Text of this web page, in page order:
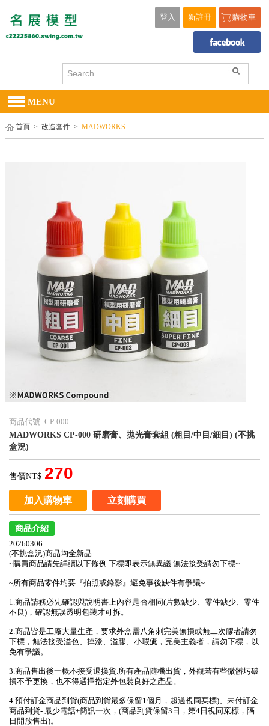
購物車
新註冊
登入
MENU
首頁 > 改造套件 > MADWORKS
商品代號: CP-000
MADWORKS CP-000 研磨膏、拋光膏套組 (粗目/中目/細目) (不挑
盒況)
售價NT$ 270
加入購物車 立刻購買
商品介紹
20260306.
(不挑盒況)商品均全新品-
~購買商品請先詳讀以下條例 下標即表示無異議 無法接受請勿下標~
~所有商品零件均要『拍照或錄影』避免事後缺件有爭議~
1.商品請務必先確認與說明書上內容是否相同(片數缺少、零件缺少、零件
不良)，確認無誤透明包裝才可拆。
2.商品皆是工廠大量生產，要求外盒需八角刺完美無損或無二次膠者請勿
下標，無法接受溢色、掉漆、溢膠、小瑕疵，完美主義者，請勿下標，以
免有爭議。
3.商品售出後一概不接受退換貨.所有產品隨機出貨，外觀若有些微髒圬破
損不予更換，也不得選擇指定外包裝良好之產品。
4.預付訂金商品到貨(商品到貨最多保留1個月，超過視同棄標)、未付訂金
商品到貨- 最少電話+簡訊一次，(商品到貨保留3日，第4日視同棄標，隔
日開放售出)。